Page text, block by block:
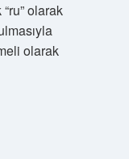
olarak
olarak